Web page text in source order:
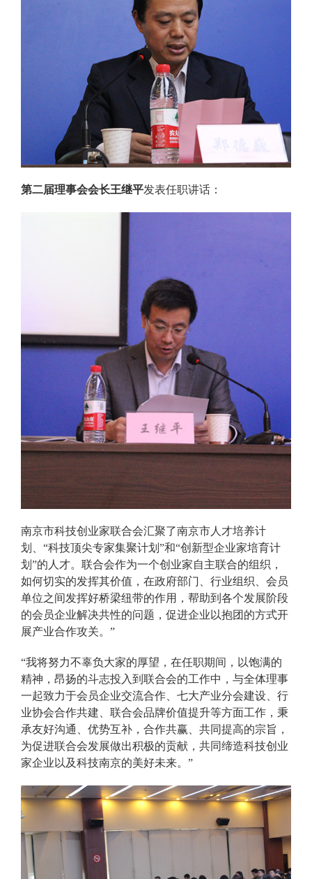
第二届理事会会长王继平发表任职讲话：
南京市科技创业家联合会汇聚了南京市人才培养计
划、“科技顶尖专家集聚计划”和“创新型企业家培育计
划”的人才。联合会作为一个创业家自主联合的组织，
如何切实的发挥其价值，在政府部门、行业组织、会员
单位之间发挥好桥梁纽带的作用，帮助到各个发展阶段
的会员企业解决共性的问题，促进企业以抱团的方式开
展产业合作攻关。”
“我将努力不辜负大家的厚望，在任职期间，以饱满的
精神，昂扬的斗志投入到联合会的工作中，与全体理事
一起致力于会员企业交流合作、七大产业分会建设、行
业协会合作共建、联合会品牌价值提升等方面工作，秉
承友好沟通、优势互补，合作共赢、共同提高的宗旨，
为促进联合会发展做出积极的贡献，共同缔造科技创业
家企业以及科技南京的美好未来。”